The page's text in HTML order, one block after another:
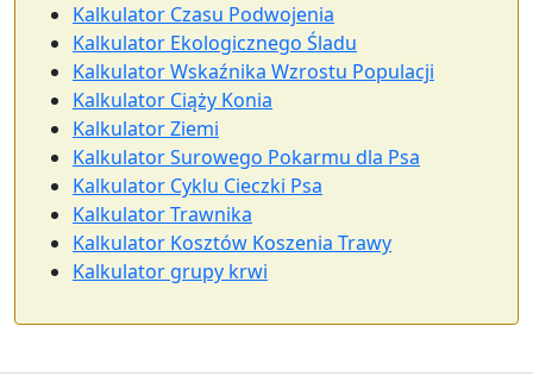
Kalkulator Czasu Podwojenia
Kalkulator Ekologicznego Śladu
Kalkulator Wskaźnika Wzrostu Populacji
Kalkulator Ciąży Konia
Kalkulator Ziemi
Kalkulator Surowego Pokarmu dla Psa
Kalkulator Cyklu Cieczki Psa
Kalkulator Trawnika
Kalkulator Kosztów Koszenia Trawy
Kalkulator grupy krwi